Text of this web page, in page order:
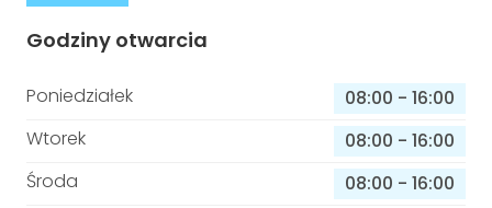
Godziny otwarcia
Poniedziałek 08:00 - 16:00
Wtorek
08:00 - 16:00
Środa
08:00 - 16:00